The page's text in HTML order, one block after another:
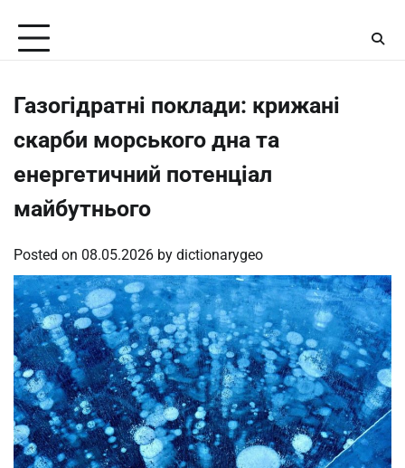
content
Газогідратні поклади: крижані
скарби морського дна та
енергетичний потенціал
майбутнього
Posted on 08.05.2026 by dictionarygeo